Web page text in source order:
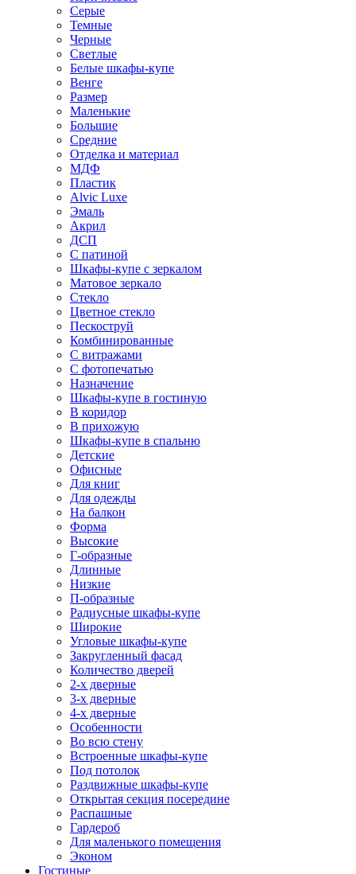
Серые
Темные
Черные
Светлые
Белые шкафы-купе
Венге
Размер
Маленькие
Большие
Средние
Отделка и материал
МДФ
Пластик
Alvic Luxe
Эмаль
Акрил
ДСП
С патиной
Шкафы-купе с зеркалом
Матовое зеркало
Стекло
Цветное стекло
Пескоструй
Комбинированные
С витражами
С фотопечатью
Назначение
Шкафы-купе в гостиную
В коридор
В прихожую
Шкафы-купе в спальню
Детские
Офисные
Для книг
Для одежды
На балкон
Форма
Высокие
Г-образные
Длинные
Низкие
П-образные
Радиусные шкафы-купе
Широкие
Угловые шкафы-купе
Закругленный фасад
Количество дверей
2-х дверные
3-х дверные
4-х дверные
Особенности
Во всю стену
Встроенные шкафы-купе
Под потолок
Раздвижные шкафы-купе
Открытая секция посередине
Распашные
Гардероб
Для маленького помещения
Эконом
Гостиные